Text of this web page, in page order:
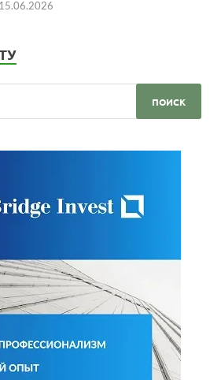
15.06.2026